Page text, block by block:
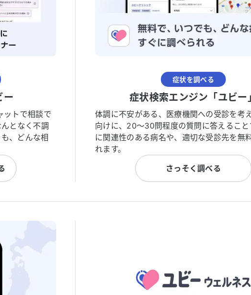
ー
ットで相談で
となく不調
、どんな相
症状を調べる
症状検索エンジン「ユビー
体調に不安がある、医療機関への受診を考
向けに、20〜30問程度の質問に答えること
に関連性のある病名や、適切な受診先を無
れます。
さっそく調べる